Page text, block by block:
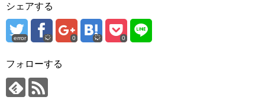
シェアする
error 0 0
フォローする